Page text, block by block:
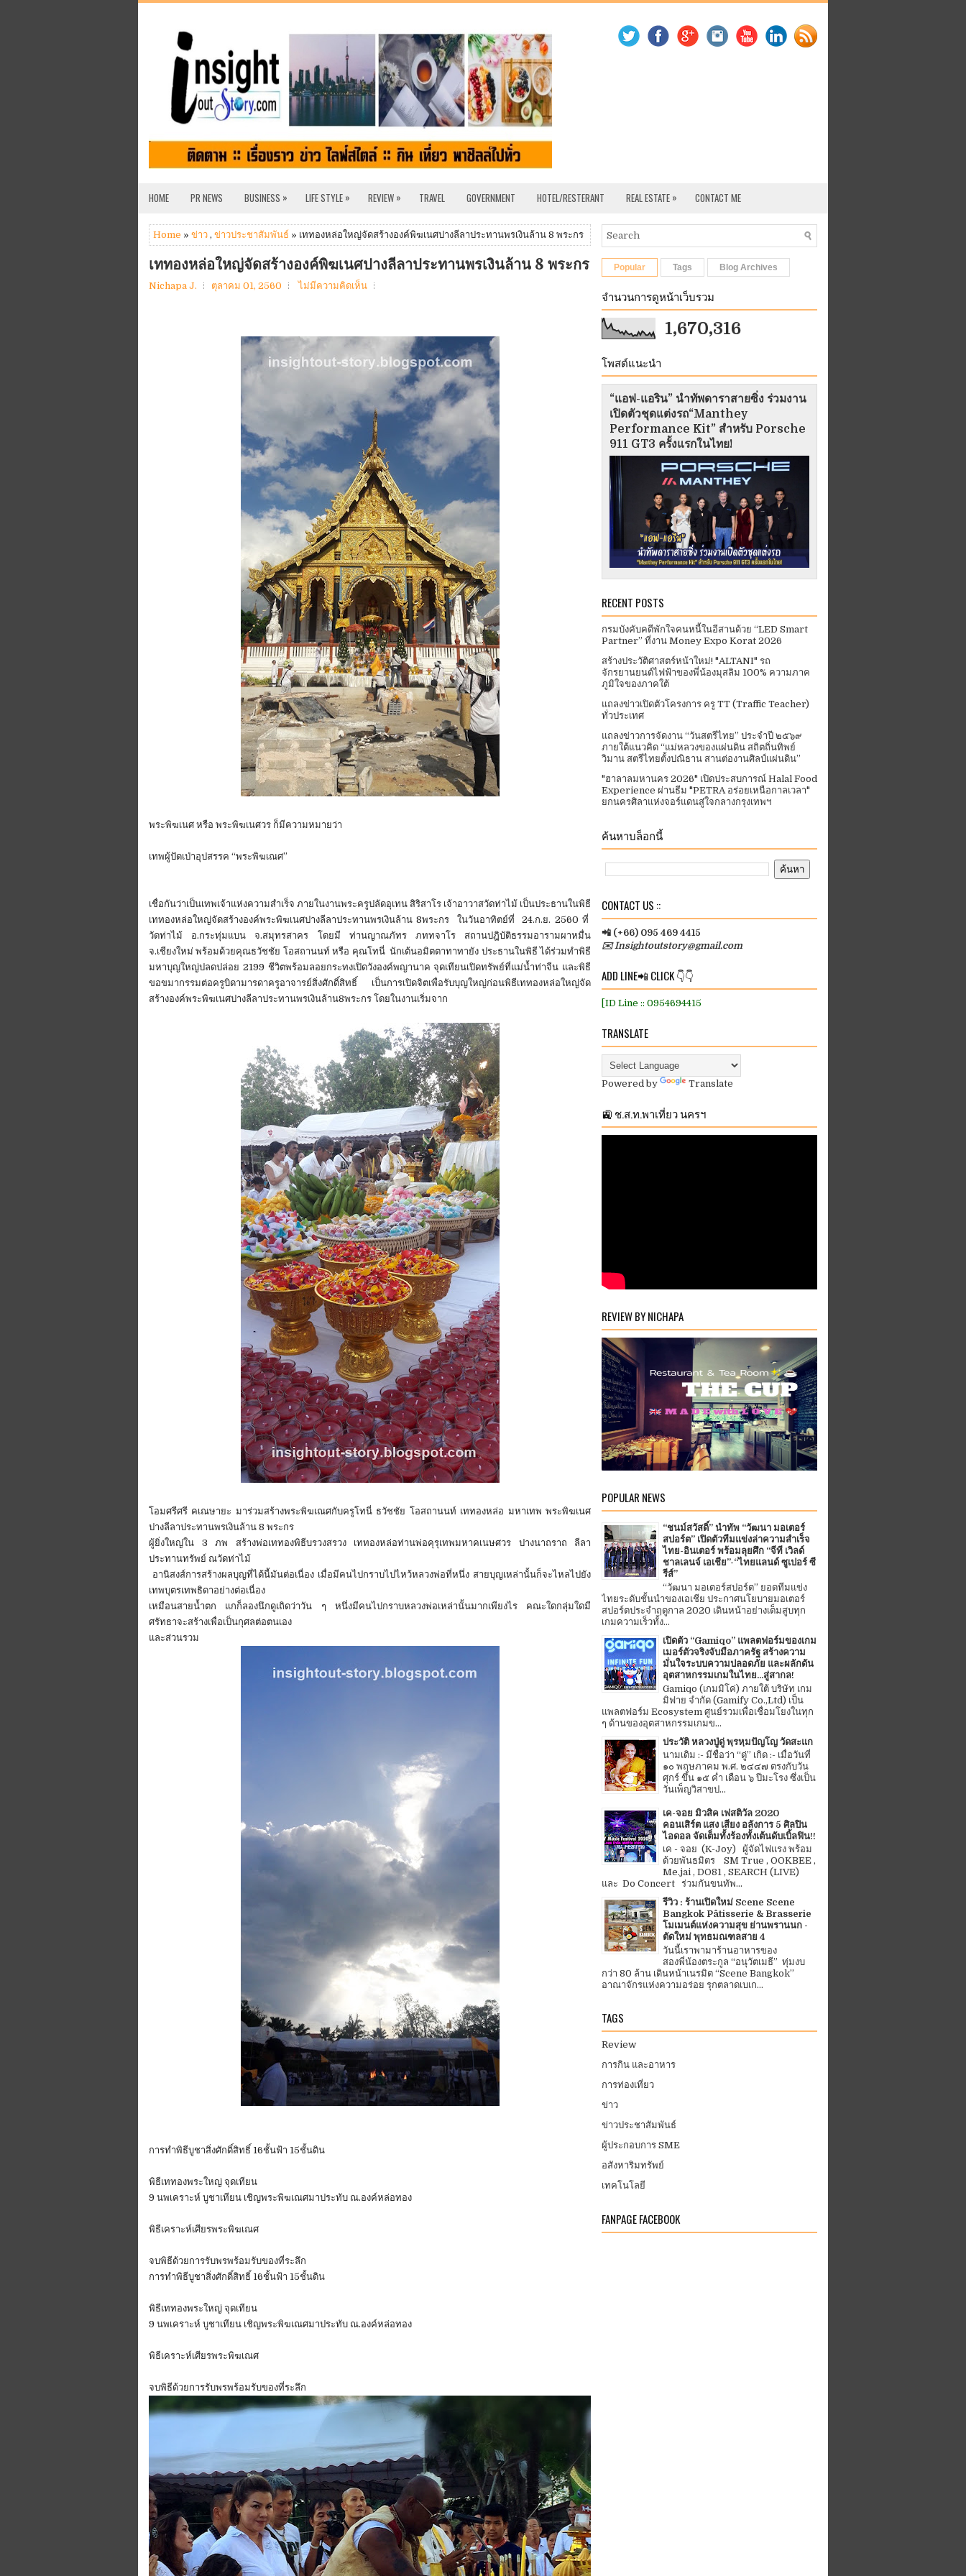
HOME PR NEWS BUSINESS » LIFE STYLE » REVIEW » TRAVEL GOVERNMENT HOTEL/RESTERANT REAL ESTATE » CONTACT ME
Home » ข่าว , ข่าวประชาสัมพันธ์ » เททองหล่อใหญ่จัดสร้างองค์พิฆเนศปางลีลาประทานพรเงินล้าน 8 พระกร
เททองหล่อใหญ่จัดสร้างองค์พิฆเนศปางลีลาประทานพรเงินล้าน 8 พระกร
Nichapa J. ตุลาคม 01, 2560 ไม่มีความคิดเห็น
พระพิฆเนศ หรือ พระพิฆเนศวร ก็มีความหมายว่า
เทพผู้ปัดเป่าอุปสรรค “พระพิฆเณศ”
เชื่อกันว่าเป็นเทพเจ้าแห่งความสำเร็จ ภายในงานพระครูปลัดอุเทน สิริสาโร เจ้าอาวาสวัดท่าไม้ เป็นประธานในพิธี
เททองหล่อใหญ่จัดสร้างองค์พระพิฆเนศปางลีลาประทานพรเงินล้าน 8พระกร ในวันอาทิตย์ที่ 24.ก.ย. 2560 ที่
วัดท่าไม้ อ.กระทุ่มแบน จ.สมุทรสาคร โดยมี ท่านญาณภัทร ภททจาโร สถานปฎิบัติธรรมอารามผาหมื่น
จ.เชียงใหม่ พร้อมด้วยคุณธวัชชัย โอสถานนท์ หรือ คุณโทนี่ นักเต้นอมิตตาทาทายัง ประธานในพิธี ได้ร่วมทำพิธี
มหาบุญใหญ่ปลดปล่อย 2199 ชีวิตพร้อมลอยกระทงเปิดวังองค์พญานาค จุดเทียนเปิดทรัพย์ที่แม่น้ำท่าจีน และพิธี
ขอขมากรรมต่อครูบิดามารดาครูอาจารย์สิ่งศักดิ์สิทธิ์ เป็นการเปิดจิตเพื่อรับบุญใหญ่ก่อนพิธีเททองหล่อใหญ่จัด
สร้างองค์พระพิฆเนศปางลีลาประทานพรเงินล้าน8พระกร โดยในงานเริ่มจาก
โอมศรีศรี คเณษายะ มาร่วมสร้างพระพิฆเณศกับครูโทนี่ ธวัชชัย โอสถานนท์ เททองหล่อ มหาเทพ พระพิฆเนศ
ปางลีลาประทานพรเงินล้าน 8 พระกร
ผู้ยิ่งใหญ่ใน 3 ภพ สร้างพ่อเททองพิธีบรวงสรวง เททองหล่อท่านพ่อคุรุเทพมหาคเนษศวร ปางนาถราถ ลีลา
ประทานทรัพย์ ณวัดท่าไม้
อานิสงส์การสร้างผลบุญที่ได้นี้มันต่อเนื่อง เมื่อมีคนไปกราบไปไหว้หลวงพ่อที่หนึ่ง สายบุญเหล่านั้นก็จะไหลไปยัง
เทพบุตรเทพธิดาอย่างต่อเนื่อง
เหมือนสายน้ำตก แกก็ลองนึกดูเถิดว่าวัน ๆ หนึ่งมีคนไปกราบหลวงพ่อเหล่านั้นมากเพียงไร คณะใดกลุ่มใดมี
ศรัทธาจะสร้างเพื่อเป็นกุศลต่อตนเอง
และส่วนรวม
การทำพิธีบูชาสิ่งศักดิ์สิทธิ์ 16ชั้นฟ้า 15ชั้นดิน
พิธีเททองพระใหญ่ จุดเทียน
9 นพเคราะห์ บูชาเทียน เชิญพระพิฆเณศมาประทับ ณ.องค์หล่อทอง
พิธีเคราะห์เศียรพระพิฆเณศ
จบพิธีด้วยการรับพรพร้อมรับของที่ระลึก
การทำพิธีบูชาสิ่งศักดิ์สิทธิ์ 16ชั้นฟ้า 15ชั้นดิน
พิธีเททองพระใหญ่ จุดเทียน
9 นพเคราะห์ บูชาเทียน เชิญพระพิฆเณศมาประทับ ณ.องค์หล่อทอง
พิธีเคราะห์เศียรพระพิฆเณศ
จบพิธีด้วยการรับพรพร้อมรับของที่ระลึก
Popular Tags Blog Archives
จำนวนการดูหน้าเว็บรวม
1,670,316
โพสต์แนะนำ
“แอฟ-แอริน” นำทัพดาราสายซิ่ง ร่วมงาน
เปิดตัวชุดแต่งรถ“Manthey
Performance Kit” สำหรับ Porsche
911 GT3 ครั้งแรกในไทย!
RECENT POSTS
กรมบังคับคดีพักใจคนหนี้ในอีสานด้วย “LED Smart
Partner” ที่งาน Money Expo Korat 2026
สร้างประวัติศาสตร์หน้าใหม่! "ALTANI" รถ
จักรยานยนต์ไฟฟ้าของพี่น้องมุสลิม 100% ความภาค
ภูมิใจของภาคใต้
แถลงข่าวเปิดตัวโครงการ ครู TT (Traffic Teacher)
ทั่วประเทศ​
แถลงข่าวการจัดงาน “วันสตรีไทย” ประจําปี ๒๕๖๙
ภายใต้แนวคิด “แม่หลวงของแผ่นดิน สถิตถิ่นทิพย์
วิมาน สตรีไทยตั้งปณิธาน สานต่องานศิลป์แผ่นดิน”
"ฮาลาลมหานคร 2026" เปิดประสบการณ์ Halal Food
Experience ผ่านธีม "PETRA อร่อยเหนือกาลเวลา"
ยกนครศิลาแห่งจอร์แดนสู่ใจกลางกรุงเทพฯ
ค้นหาบล็อกนี้
CONTACT US ::
📲 (+66) 095 469 4415
✉️ Insightoutstory@gmail.com
ADD LINE📲 CLICK 👇👇
[ID Line :: 0954694415
TRANSLATE
Powered by Translate
🚉 ช.ส.ท.พาเที่ยว นครฯ
REVIEW BY NICHAPA
POPULAR NEWS
“ชนม์สวัสดิ์” นำทัพ “วัฒนา มอเตอร์
สปอร์ต” เปิดตัวทีมแข่งล่าความสำเร็จ
ไทย-อินเตอร์ พร้อมลุยศึก “จีที เวิลด์
ชาลเลนจ์ เอเชีย”-“ไทยแลนด์ ซูเปอร์ ซี
รีส์”
“วัฒนา มอเตอร์สปอร์ต” ยอดทีมแข่ง
ไทยระดับชั้นนำของเอเชีย ประกาศนโยบายมอเตอร์
สปอร์ตประจำฤดูกาล 2020 เดินหน้าอย่างเต็มสูบทุก
เกมความเร็วทั้ง...
เปิดตัว “Gamiqo” แพลตฟอร์มของเกม
เมอร์ตัวจริงจับมือภาครัฐ สร้างความ
มั่นใจระบบความปลอดภัย และผลักดัน
อุตสาหกรรมเกมในไทย...สู่สากล!
Gamiqo (เกมมิโค่) ภายใต้ บริษัท เกม
มิฟาย จำกัด (Gamify Co.,Ltd) เป็น
แพลตฟอร์ม Ecosystem ศูนย์รวมเพื่อเชื่อมโยงในทุก
ๆ ด้านของอุตสาหกรรมเกมข...
ประวัติ หลวงปู่ดู่ พฺรหฺมปัญโญ วัดสะแก
นามเดิม :- มีชื่อว่า “ดู่” เกิด :- เมื่อวันที่
๑๐ พฤษภาคม พ.ศ. ๒๔๔๗ ตรงกับวัน
ศุกร์ ขึ้น ๑๕ ค่ำ เดือน ๖ ปีมะโรง ซึ่งเป็น
วันเพ็ญวิสาขป...
เค-จอย มิวสิค เฟสติวัล 2020
คอนเสิร์ต แสง เสียง อลังการ 5 ศิลปิน
ไอดอล จัดเต็มทั้งร้องทั้งเต้นดับเบิ้ลฟิน!!
เค - จอย (K-Joy) ผู้จัดไฟแรง พร้อม
ด้วยพันธมิตร SM True , OOKBEE ,
Me.jai , DO81 , SEARCH (LIVE)
และ Do Concert ร่วมกันขนทัพ...
รีวิว : ร้านเปิดใหม่ Scene Scene
Bangkok Pâtisserie & Brasserie
โมเมนต์แห่งความสุข ย่านพรานนก -
ตัดใหม่ พุทธมณฑลสาย 4
วันนี้เราพามาร้านอาหารของ
สองพี่น้องตระกูล “อนุวัตเมธี” ทุ่มงบ
กว่า 80 ล้าน เดินหน้าเนรมิต “Scene Bangkok”
อาณาจักรแห่งความอร่อย รุกตลาดเบเก...
TAGS
Review
การกิน และอาหาร
การท่องเที่ยว
ข่าว
ข่าวประชาสัมพันธ์
ผู้ประกอบการ SME
อสังหาริมทรัพย์
เทคโนโลยี
FANPAGE FACEBOOK